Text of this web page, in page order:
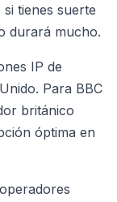
tienes suerte
durará mucho.
IP de
Para BBC
británico
óptima en